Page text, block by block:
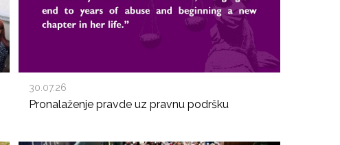
30.07.26
Pronalaženje pravde uz pravnu podršku